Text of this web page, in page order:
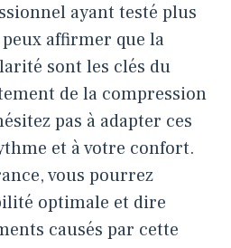
ayant testé plus
affirmer que la
sont les clés du
de la compression
pas à adapter ces
et à votre confort.
vous pourrez
optimale et dire
causés par cette